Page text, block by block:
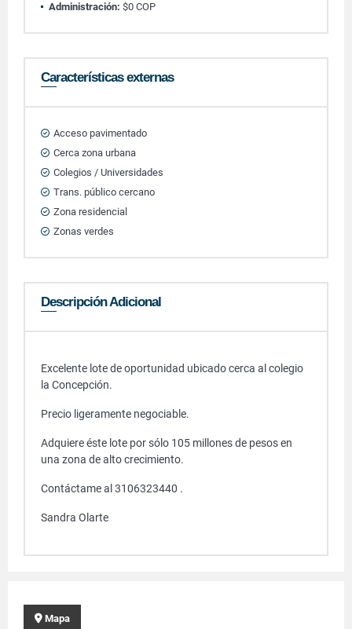
Administración: $0 COP
Características externas
Acceso pavimentado
Cerca zona urbana
Colegios / Universidades
Trans. público cercano
Zona residencial
Zonas verdes
Descripción Adicional
Excelente lote de oportunidad ubicado cerca al colegio
la Concepción.
Precio ligeramente negociable.
Adquiere éste lote por sólo 105 millones de pesos en
una zona de alto crecimiento.
Contáctame al 3106323440 .
Sandra Olarte
Mapa